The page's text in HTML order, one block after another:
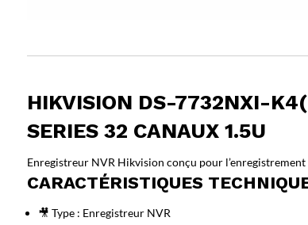
HIKVISION DS-7732NXI-
SERIES 32 CANAUX 1.5U
Enregistreur NVR Hikvision conçu pour
CARACTÉRISTIQUES
🎥 Type : Enregistreur NVR